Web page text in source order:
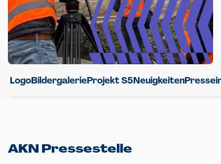
LogoBildergalerieProjekt S5Neuigkeiten
AKN Pressestelle